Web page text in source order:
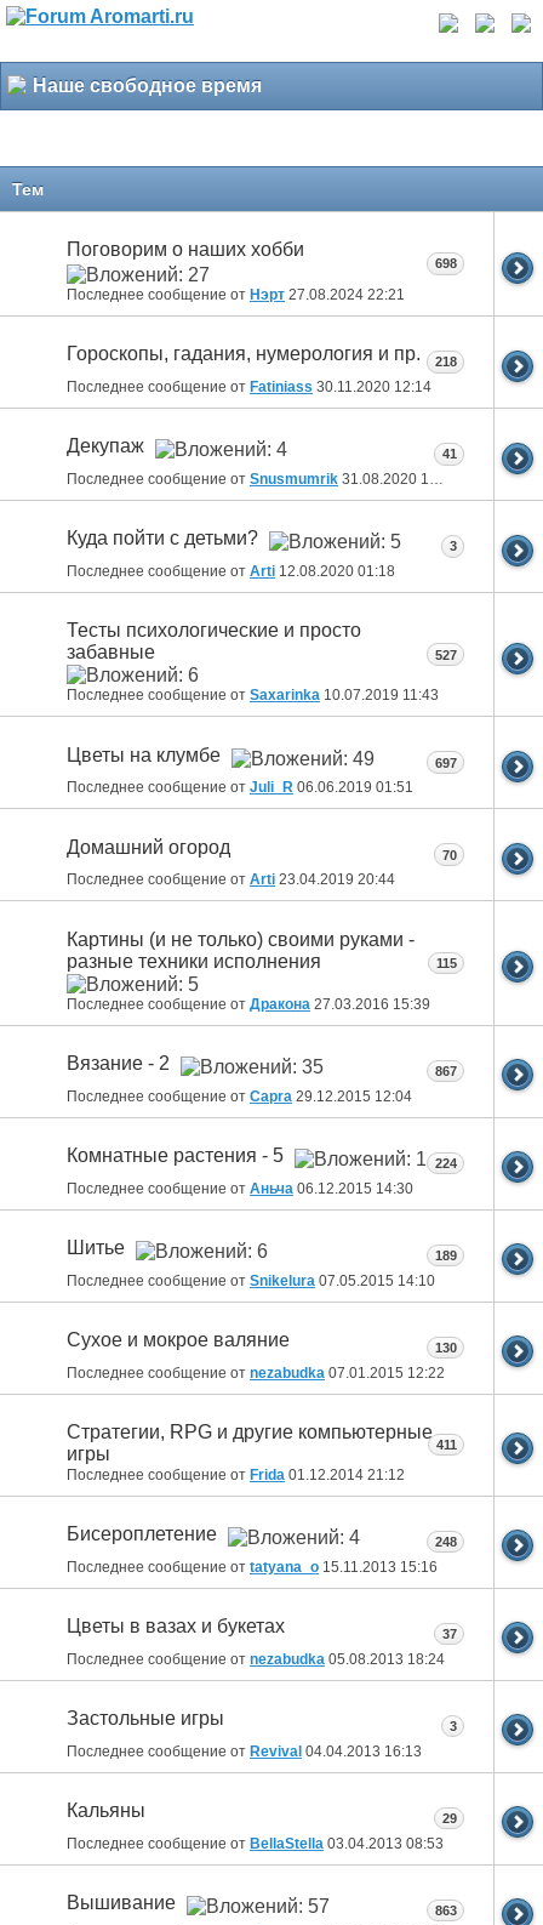
Наше свободное время
Тем
Поговорим о наших хобби
Последнее сообщение от Нэрт 27.08.2024 22:21
698
Гороскопы, гадания, нумерология и пр.
Последнее сообщение от Fatiniass 30.11.2020 12:14
218
Декупаж
Последнее сообщение от Snusmumrik 31.08.2020 18:46
41
Куда пойти с детьми?
Последнее сообщение от Arti 12.08.2020 01:18
3
Тесты психологические и просто
забавные
Последнее сообщение от Saxarinka 10.07.2019 11:43
527
Цветы на клумбе
Последнее сообщение от Juli_R 06.06.2019 01:51
697
Домашний огород
Последнее сообщение от Arti 23.04.2019 20:44
70
Картины (и не только) своими руками -
разные техники исполнения
Последнее сообщение от Дракона 27.03.2016 15:39
115
Вязание - 2
Последнее сообщение от Capra 29.12.2015 12:04
867
Комнатные растения - 5
Последнее сообщение от Аньча 06.12.2015 14:30
224
Шитье
Последнее сообщение от Snikelura 07.05.2015 14:10
189
Сухое и мокрое валяние
Последнее сообщение от nezabudka 07.01.2015 12:22
130
Стратегии, RPG и другие компьютерные
игры
Последнее сообщение от Fridа 01.12.2014 21:12
411
Бисероплетение
Последнее сообщение от tatyana_o 15.11.2013 15:16
248
Цветы в вазах и букетах
Последнее сообщение от nezabudka 05.08.2013 18:24
37
Застольные игры
Последнее сообщение от Revival 04.04.2013 16:13
3
Кальяны
Последнее сообщение от BellaStella 03.04.2013 08:53
29
Вышивание 863